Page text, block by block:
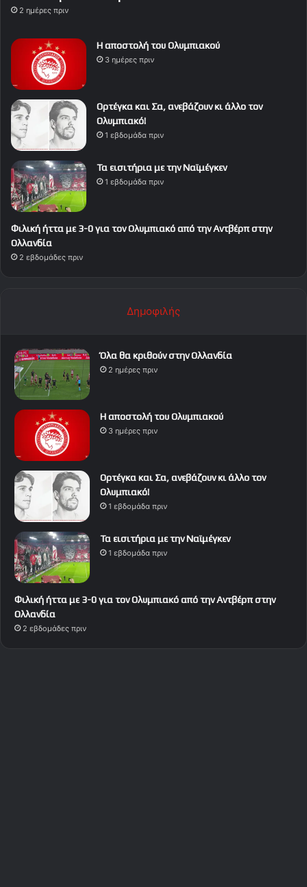
2 ημέρες πριν
Η αποστολή του Ολυμπιακού
3 ημέρες πριν
Ορτέγκα και Σα, ανεβάζουν κι άλλο τον
Ολυμπιακό!
1 εβδομάδα πριν
Τα εισιτήρια με την Ναϊμέγκεν
1 εβδομάδα πριν
Φιλική ήττα με 3-0 για τον Ολυμπιακό από την Αντβέρπ στην
Ολλανδία
2 εβδομάδες πριν
Δημοφιλής
Όλα θα κριθούν στην Ολλανδία
2 ημέρες πριν
Η αποστολή του Ολυμπιακού
3 ημέρες πριν
Ορτέγκα και Σα, ανεβάζουν κι άλλο τον
Ολυμπιακό!
1 εβδομάδα πριν
Τα εισιτήρια με την Ναϊμέγκεν
1 εβδομάδα πριν
Φιλική ήττα με 3-0 για τον Ολυμπιακό από την Αντβέρπ στην
Ολλανδία
2 εβδομάδες πριν